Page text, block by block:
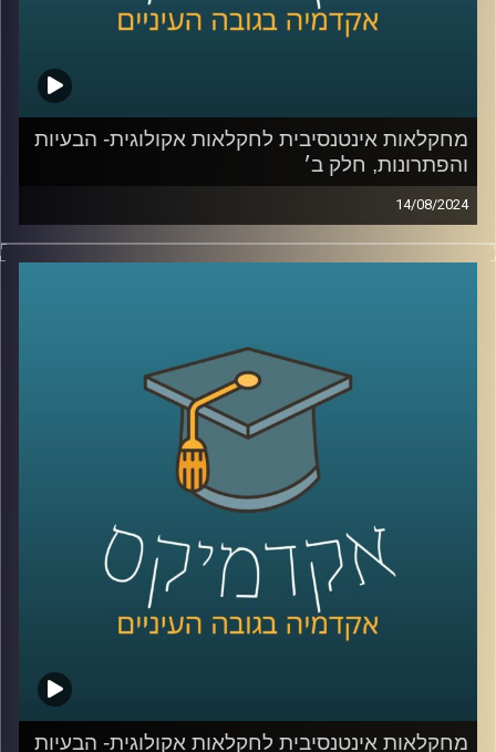
מחקלאות אינטנסיבית לחקלאות אקולוגית- הבעיות
והפתרונות, חלק ב׳
14/08/2024
בפרק הקודם דיברנו בעיקר על הבעיות שבחקלאות
האינטנסיבית, דיברנו על דישון, הדברה ואיך כל זה פוגע במאזן
דינאמית, אורגנית, פוליקולטורית ועוד)
נדבר גם על הנדסה גנטית ומה זה אומר
נעמיק באיך פותרים את הבעיה, איכות המים, השקיה והאם
המעבר לחקלאות אקולוגית תצליח להאכיל את העולם עד
חלק ב׳ עם ד"ר קרני לוטן מרקוס מבית הספר לקיימות
באוניברסיטת רייכמן, חוקרת מערכות לגידול מזון
קרדיט תמונות:AudioVersity
מחקלאות אינטנסיבית לחקלאות אקולוגית- הבעיות